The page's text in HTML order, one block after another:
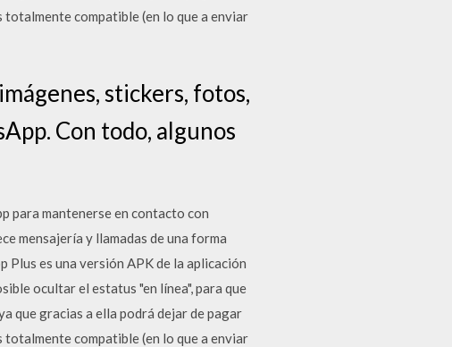
totalmente compatible (en lo que a enviar
stickers, fotos,
Con todo, algunos
para mantenerse en contacto con
mensajería y llamadas de una forma
Plus es una versión APK de la aplicación
ocultar el estatus "en línea", para que
que gracias a ella podrá dejar de pagar
totalmente compatible (en lo que a enviar